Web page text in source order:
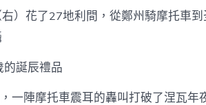
中
國
）花了27地利間，從鄭州騎摩托車
的誕辰禮品
一陣摩托車震耳的轟叫打破了涅瓦年